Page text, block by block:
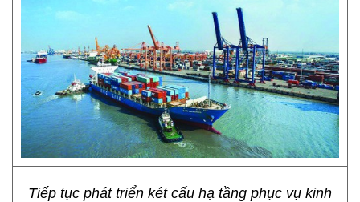
Tiếp tục phát triển két cấu hạ tầng phục vụ kinh